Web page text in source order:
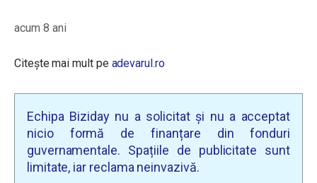
acum 8 ani
Citește mai mult pe adevarul.ro
Echipa Biziday nu a solicitat și nu a acceptat
nicio formă de finanțare din fonduri
guvernamentale. Spațiile de publicitate sunt
limitate, iar reclama neinvazivă.